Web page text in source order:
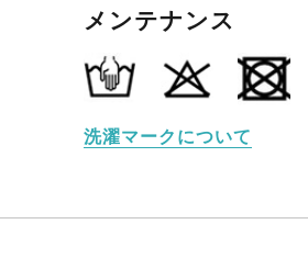
メンテナンス
洗濯マークについて